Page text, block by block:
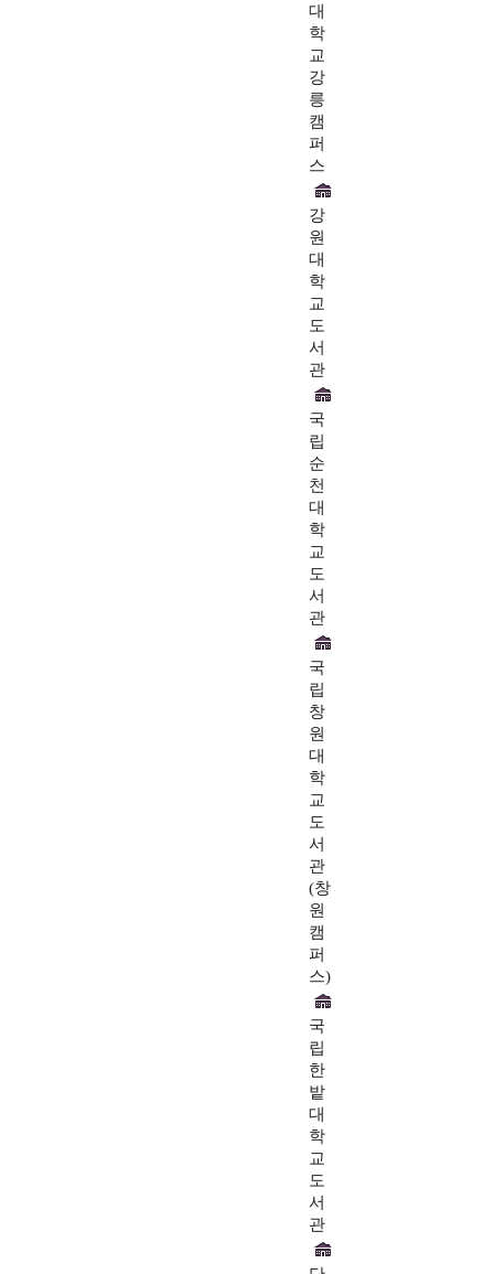
대
학
교
강
릉
캠
퍼
스
강
원
대
학
교
도
서
관
국
립
순
천
대
학
교
도
서
관
국
립
창
원
대
학
교
도
서
관
(창
원
캠
퍼
스)
국
립
한
밭
대
학
교
도
서
관